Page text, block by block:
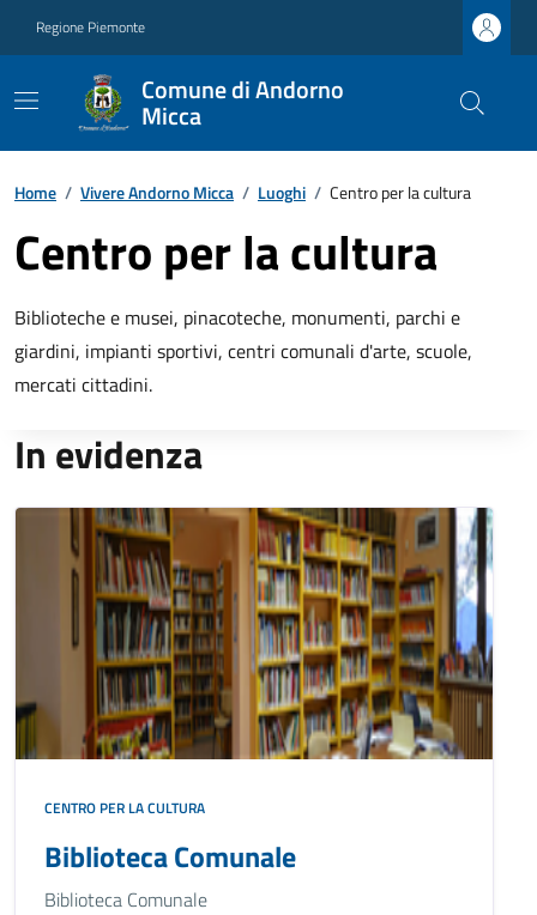
Regione Piemonte
Comune di Andorno
Micca
Home / Vivere Andorno Micca / Luoghi / Centro per la cultura
Centro per la cultura
Biblioteche e musei, pinacoteche, monumenti, parchi e
giardini, impianti sportivi, centri comunali d'arte, scuole,
mercati cittadini.
In evidenza
CENTRO PER LA CULTURA
Biblioteca Comunale
Biblioteca Comunale